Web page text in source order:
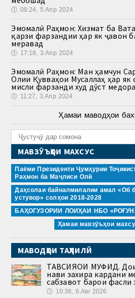
🕔 08:24, 5.Апр 2024
Эмомалӣ Раҳмон: Хизмат ба
қарзи фарзандии ҳар як ҷавон
меравад
🕔 17:18, 3.Апр 2024
Эмомалӣ Раҳмон: Ман ҳамчун
Олии Қувваҳои Мусаллаҳ ҳар як
мисли фарзанди худ дӯст
🕔 11:27, 3.Апр 2024
Ҳамаи маводҳои
МАВЗӮЪҲОИ МАХСУС
Паёми Президенти Ҷумҳурии
Раҳмон ба Маҷлиси Олӣ
Даҳсолаи байналмилалии амал «Об
устувор» солҳои 2018-2028
БАҲОГУЗОРИИ ЛОИҲАИ НБО
Ҳамаи мавзӯъҳои
МАВОДҲОИ ТАҲЛИЛӢ
ТАВСИЯҲОИ МУФИД.
нави захира кардани
сабзавот барои фасли
🕔 10:36, 6.Авг 2026